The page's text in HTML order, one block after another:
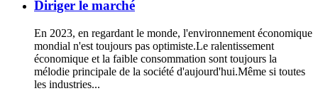
Diriger le marché
En 2023, en regardant le monde, l'environnement économique
mondial n'est toujours pas optimiste.Le ralentissement
économique et la faible consommation sont toujours la
mélodie principale de la société d'aujourd'hui.Même si toutes
les industries...